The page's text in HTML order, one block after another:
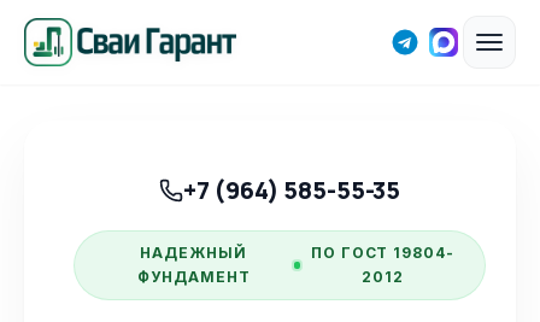
+7 (964) 585-55-35
НАДЕЖНЫЙ
ФУНДАМЕНТ
ПО ГОСТ 19804-
2012